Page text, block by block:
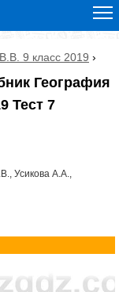
9 класс 2019 ›
География
Тест 7
Усикова А.А.,